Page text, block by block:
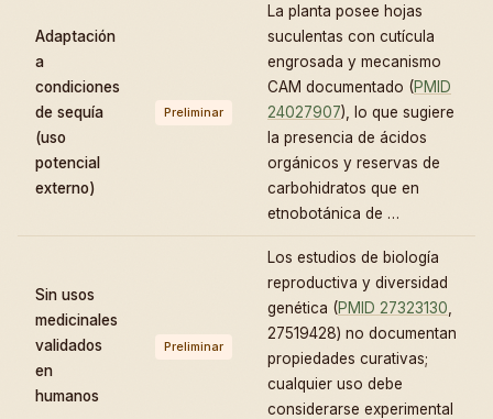
Adaptación
a
condiciones
de sequía
(uso
potencial
externo)
Preliminar
La planta posee hojas
suculentas con cutícula
engrosada y mecanismo
CAM documentado (PMID
24027907), lo que sugiere
la presencia de ácidos
orgánicos y reservas de
carbohidratos que en
etnobotánica de …
Sin usos
medicinales
validados
en
humanos
Preliminar
Los estudios de biología
reproductiva y diversidad
genética (PMID 27323130
27519428) no documentan
propiedades curativas;
cualquier uso debe
considerarse experimental